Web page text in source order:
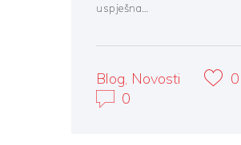
uspješna…
Blog, Novosti
0
0